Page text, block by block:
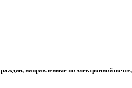
направленные по электронной почте,